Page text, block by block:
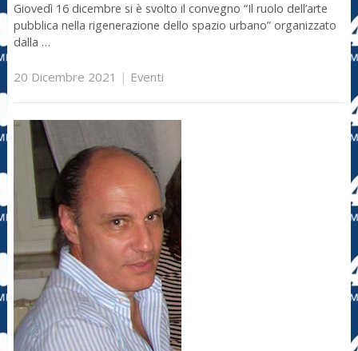
Giovedì 16 dicembre si è svolto il convegno “Il ruolo dell’arte
pubblica nella rigenerazione dello spazio urbano” organizzato
dalla …
20 Dicembre 2021 | Eventi